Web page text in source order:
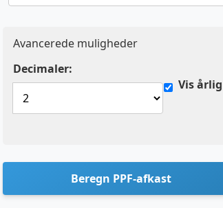
Avancerede muligheder
Decimaler:
Vis
Beregn PPF-afkast